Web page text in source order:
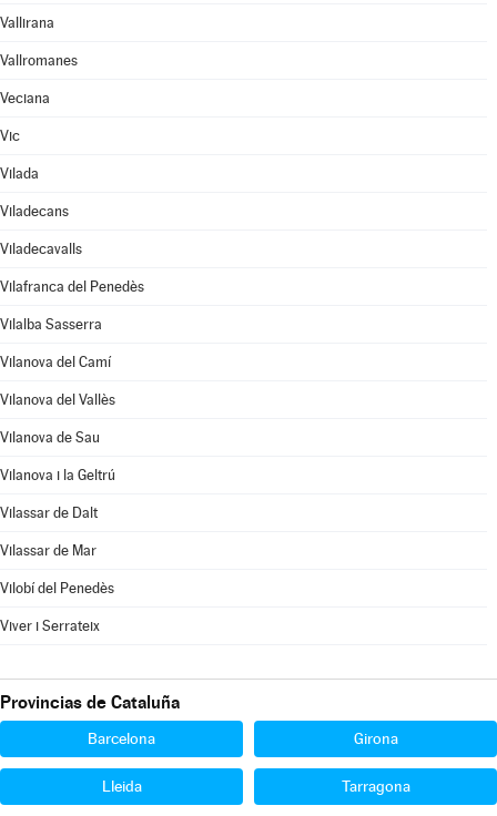
Vallirana
Vallromanes
Veciana
Vic
Vilada
Viladecans
Viladecavalls
Vilafranca del Penedès
Vilalba Sasserra
Vilanova del Camí
Vilanova del Vallès
Vilanova de Sau
Vilanova i la Geltrú
Vilassar de Dalt
Vilassar de Mar
Vilobí del Penedès
Viver i Serrateix
Provincias de Cataluña
Barcelona Girona
Lleida Tarragona